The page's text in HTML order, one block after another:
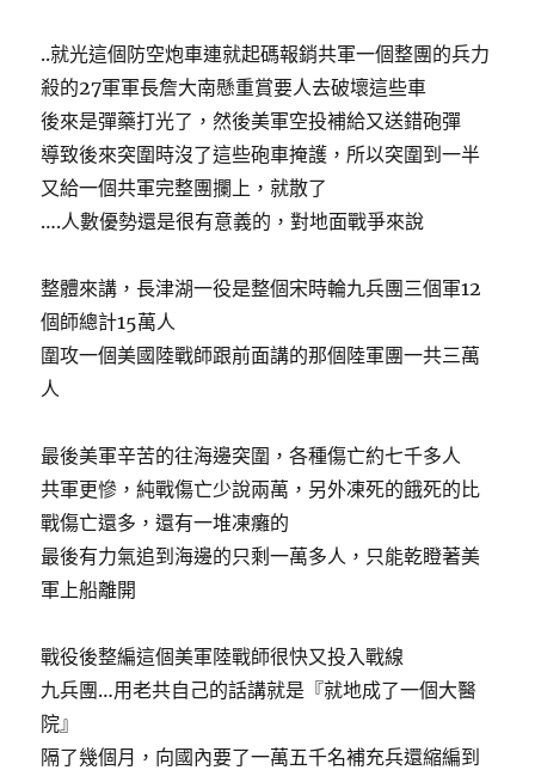
..就光這個防空炮車連就起碼報銷共軍一個整團的兵力
殺的27軍軍長詹大南懸重賞要人去破壞這些車
後來是彈藥打光了，然後美軍空投補給又送錯砲彈
導致後來突圍時沒了這些砲車掩護，所以突圍到一半
又給一個共軍完整團攔上，就散了
….人數優勢還是很有意義的，對地面戰爭來說
整體來講，長津湖一役是整個宋時輪九兵團三個軍12
個師總計15萬人
圍攻一個美國陸戰師跟前面講的那個陸軍團一共三萬
人
最後美軍辛苦的往海邊突圍，各種傷亡約七千多人
共軍更慘，純戰傷亡少說兩萬，另外凍死的餓死的比
戰傷亡還多，還有一堆凍癱的
最後有力氣追到海邊的只剩一萬多人，只能乾瞪著美
軍上船離開
戰役後整編這個美軍陸戰師很快又投入戰線
九兵團…用老共自己的話講就是『就地成了一個大醫
院』
隔了幾個月，向國內要了一萬五千名補充兵還縮編到